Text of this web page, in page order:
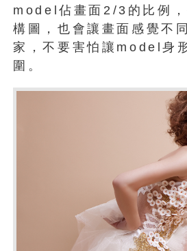
model佔畫面2/3的比例，
構圖，也會讓畫面感覺不
家，不要害怕讓model身
圍。